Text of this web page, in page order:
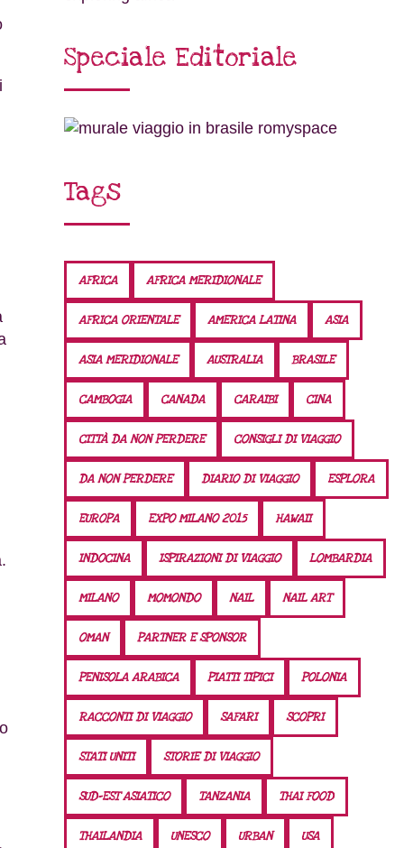
Speciale Editoriale
Tags
AFRICA AFRICA MERIDIONALE
AFRICA ORIENTALE AMERICA LATINA ASIA
ASIA MERIDIONALE AUSTRALIA BRASILE
CAMBOGIA CANADA CARAIBI CINA
CITTÀ DA NON PERDERE CONSIGLI DI VIAGGIO
DA NON PERDERE DIARIO DI VIAGGIO ESPLORA
EUROPA EXPO MILANO 2015 HAWAII
INDOCINA ISPIRAZIONI DI VIAGGIO LOMBARDIA
MILANO MOMONDO NAIL NAIL ART
OMAN PARTNER E SPONSOR
PENISOLA ARABICA PIATTI TIPICI POLONIA
RACCONTI DI VIAGGIO SAFARI SCOPRI
STATI UNITI STORIE DI VIAGGIO
SUD-EST ASIATICO TANZANIA THAI FOOD
THAILANDIA UNESCO URBAN USA